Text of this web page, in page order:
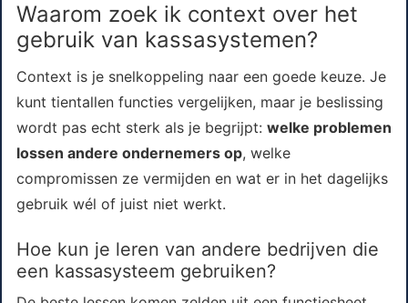
Waarom zoek ik context over het
gebruik van kassasystemen?
Context is je snelkoppeling naar een goede keuze. Je
kunt tientallen functies vergelijken, maar je beslissing
wordt pas echt sterk als je begrijpt: welke problemen
lossen andere ondernemers op, welke
compromissen ze vermijden en wat er in het dagelijks
gebruik wél of juist niet werkt.
Hoe kun je leren van andere bedrijven die
een kassasysteem gebruiken?